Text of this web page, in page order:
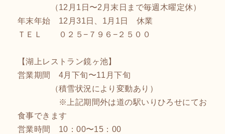
（12月1日〜2月末日まで毎週木曜定休）
年末年始 12月31日、1月1日 休業
ＴＥＬ ０２５−７９６−２５００
【湖上レストラン鏡ヶ池】
営業期間 4月下旬〜11月下旬
（積雪状況により変動あり）
※上記期間外は道の駅いりひろせにてお
食事できます
営業時間 10：00〜15：00